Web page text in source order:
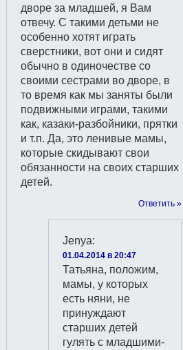
дворе за младшей, я Вам
отвечу. С такими детьми не
особенно хотят играть
сверстники, вот они и сидят
обычно в одиночестве со
своими сестрами во дворе, в
то время как мы заняты были
подвижными играми, такими
как, казаки-разбойники, прятки
и т.п. Да, это ленивые мамы,
которые скидывают свои
обязанности на своих старших
детей.
Ответить »
Jenya:
01.04.2014 в 20:47
Татьяна, положим,
мамы, у которых
есть няни, не
принуждают
старших детей
гулять с младшими-